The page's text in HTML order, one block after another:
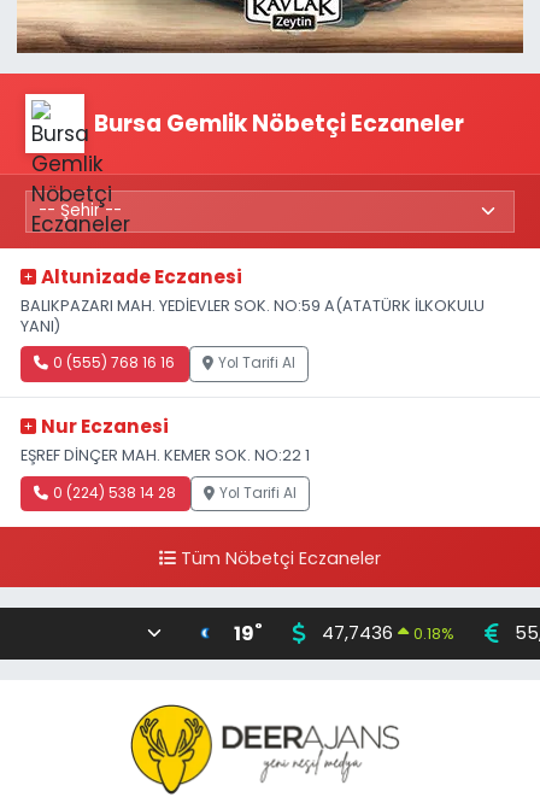
Bursa Gemlik Nöbetçi Eczaneler
Altunizade Eczanesi
BALIKPAZARI MAH. YEDİEVLER SOK. NO:59 A(ATATÜRK İLKOKULU
YANI)
0 (555) 768 16 16 Yol Tarifi Al
Nur Eczanesi
EŞREF DİNÇER MAH. KEMER SOK. NO:22 1
0 (224) 538 14 28 Yol Tarifi Al
Tüm Nöbetçi Eczaneler
19° 47,7436 0.18%